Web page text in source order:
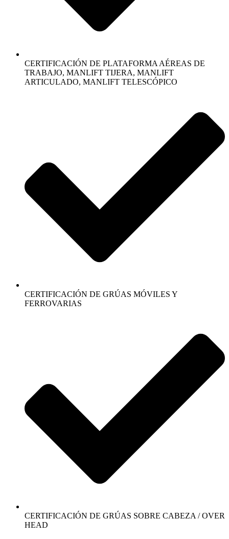
CERTIFICACIÓN DE PLATAFORMA AÉREAS DE
TRABAJO, MANLIFT TIJERA, MANLIFT
ARTICULADO, MANLIFT TELESCÓPICO
CERTIFICACIÓN DE GRÚAS MÓVILES Y
FERROVARIAS
CERTIFICACIÓN DE GRÚAS SOBRE CABEZA / OVER
HEAD